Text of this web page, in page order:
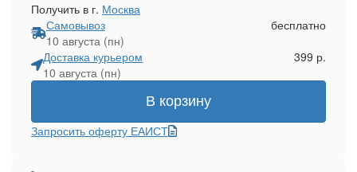
Получить в г. Москва
Самовывоз
10 августа (пн)
бесплатно
Доставка курьером
10 августа (пн)
399 р.
В корзину
Запросить оферту ЕАИСТ